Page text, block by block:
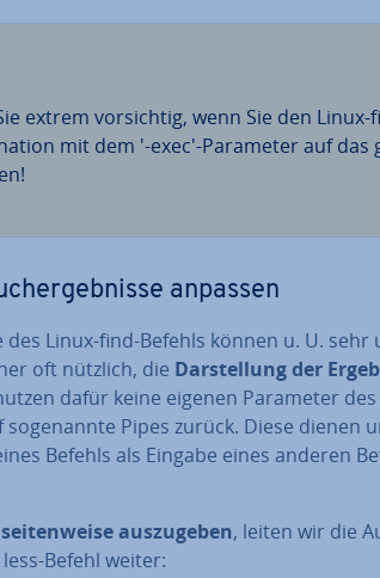
extrem vor­sich­tig, wenn Sie den Linux-
mit dem '-exec'-Parameter auf das
anpassen
des Linux-find-Befehls können u. U.
oft nützlich, die Dar­stel­lung der
dafür keine eigenen Parameter des
Pipes zurück. Diese dienen
Befehls als Eingabe eines anderen
aus­zu­ge­ben, leiten wir die
Befehl weiter: